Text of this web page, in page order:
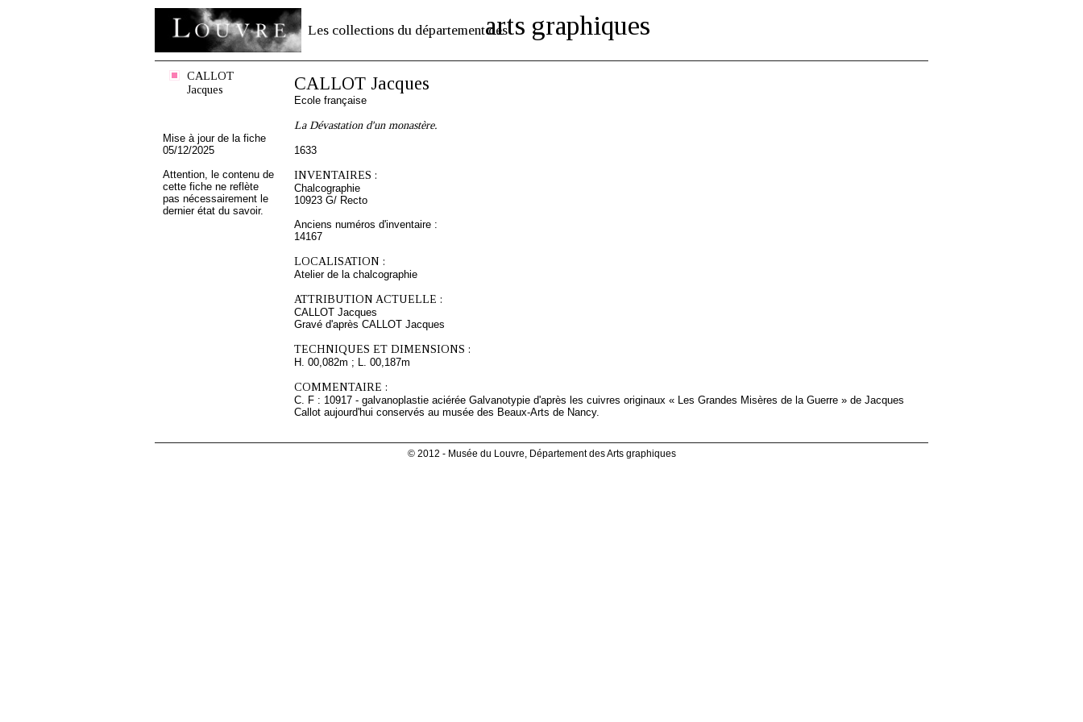
Les collections du département desarts graphiques
CALLOT
Jacques
Mise à jour de la fiche
05/12/2025
Attention, le contenu de
cette fiche ne reflète
pas nécessairement le
dernier état du savoir.
CALLOT Jacques
Ecole française
La Dévastation d'un monastère.
1633
INVENTAIRES :
Chalcographie
10923 G/ Recto
Anciens numéros d'inventaire :
14167
LOCALISATION :
Atelier de la chalcographie
ATTRIBUTION ACTUELLE :
CALLOT Jacques
Gravé d'après CALLOT Jacques
TECHNIQUES ET DIMENSIONS :
H. 00,082m ; L. 00,187m
COMMENTAIRE :
C. F : 10917 - galvanoplastie aciérée Galvanotypie d'après les cuivres originaux « Les Grandes Misères de la Guerre » de Jacques
Callot aujourd'hui conservés au musée des Beaux-Arts de Nancy.
© 2012 - Musée du Louvre, Département des Arts graphiques